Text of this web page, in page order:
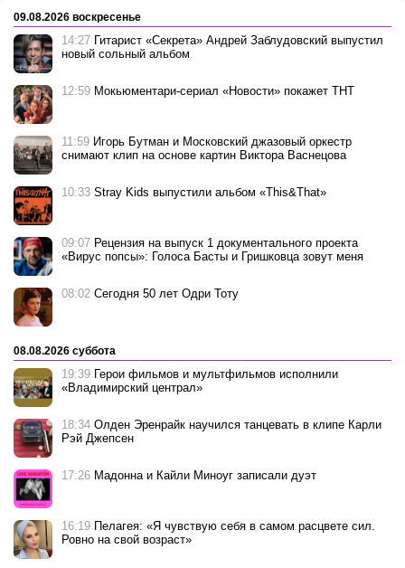
09.08.2026 воскресенье
14:27 Гитарист «Секрета» Андрей Заблудовский выпустил
новый сольный альбом
12:59 Мокьюментари-сериал «Новости» покажет ТНТ
11:59 Игорь Бутман и Московский джазовый оркестр
снимают клип на основе картин Виктора Васнецова
10:33 Stray Kids выпустили альбом «This&That»
09:07 Рецензия на выпуск 1 документального проекта
«Вирус попсы»: Голоса Басты и Гришковца зовут меня
08:02 Сегодня 50 лет Одри Тоту
08.08.2026 суббота
19:39 Герои фильмов и мультфильмов исполнили
«Владимирский централ»
18:34 Олден Эренрайк научился танцевать в клипе Карли
Рэй Джепсен
17:26 Мадонна и Кайли Миноуг записали дуэт
16:19 Пелагея: «Я чувствую себя в самом расцвете сил.
Ровно на свой возраст»